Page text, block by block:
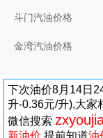
斗门汽油价格
金湾汽油价格
下次油价8月14日
升-0.36元/升),大家
微信搜索
新油价,提前知道油